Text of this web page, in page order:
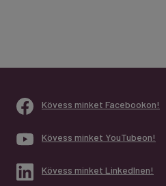
Kövess minket Facebookon!
Kövess minket YouTubeon!
Kövess minket LinkedInen!